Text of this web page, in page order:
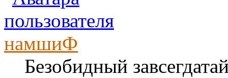
намшиФ
Безобидный